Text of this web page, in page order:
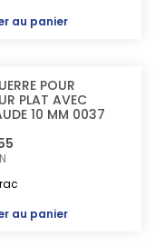
au panier
POUR
PLAT AVEC
10 MM 0037
au panier